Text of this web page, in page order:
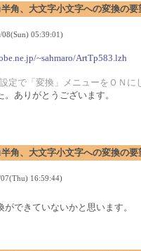
角、大文字小文字への変換の要
05:39:01)
~sahmaro/ArtTp583.lzh
設定で「変換」メニューをＯＮ
ありがとうございます。
角、大文字小文字への変換の要
16:59:44)
できていないかと思います。